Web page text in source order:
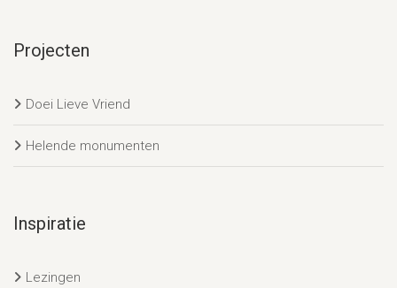
Projecten
Doei Lieve Vriend
Helende monumenten
Inspiratie
Lezingen